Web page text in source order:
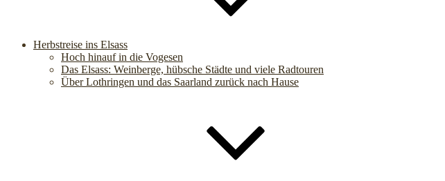
Herbstreise ins Elsass
Hoch hinauf in die Vogesen
Das Elsass: Weinberge, hübsche Städte und viele Radtouren
Über Lothringen und das Saarland zurück nach Hause